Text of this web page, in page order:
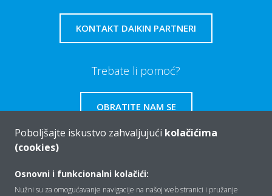
KONTAKT DAIKIN PARTNERI
Trebate li pomoć?
OBRATITE NAM SE
Tko smo mi
Poboljšajte iskustvo zahvaljujući kolačićima
(cookies)
Osnovni i funkcionalni kolačići:
Nužni su za omogućavanje navigacije na našoj web stranici i pružanje